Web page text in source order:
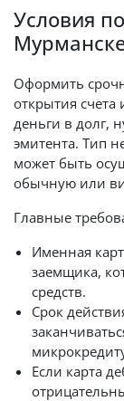
Условия
Оформить
открытия
деньги в долг,
эмитента. Тип
может быть
обычную или
Главные
Именная
заемщика,
средств.
Срок
Если карта